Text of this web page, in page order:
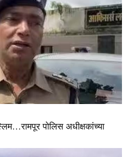
पोलिस अधीक्षकांच्या